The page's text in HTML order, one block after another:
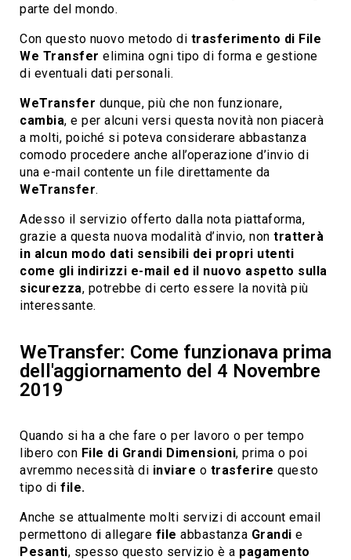
parte del mondo.
Con questo nuovo metodo di trasferimento di File
We Transfer elimina ogni tipo di forma e gestione
di eventuali dati personali.
WeTransfer dunque, più che non funzionare,
cambia, e per alcuni versi questa novità non piacerà
a molti, poiché si poteva considerare abbastanza
comodo procedere anche all’operazione d’invio di
una e-mail contente un file direttamente da
WeTransfer.
Adesso il servizio offerto dalla nota piattaforma,
grazie a questa nuova modalità d’invio, non tratterà
in alcun modo dati sensibili dei propri utenti
come gli indirizzi e-mail ed il nuovo aspetto sulla
sicurezza, potrebbe di certo essere la novità più
interessante.
WeTransfer: Come funzionava prima
dell'aggiornamento del 4 Novembre
2019
Quando si ha a che fare o per lavoro o per tempo
libero con File di Grandi Dimensioni, prima o poi
avremmo necessità di inviare o trasferire questo
tipo di file.
Anche se attualmente molti servizi di account email
permettono di allegare file abbastanza Grandi e
Pesanti, spesso questo servizio è a pagamento